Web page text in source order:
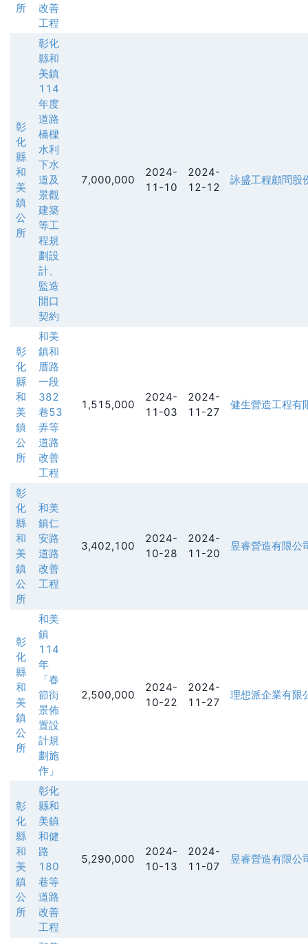
所
改善
工程
彰
化
縣
和
美
鎮
公
所
彰化
縣和
美鎮
114
年度
道路
橋樑
水利
下水
道及
景觀
建築
等工
程規
劃設
計、
監造
開口
契約
7,000,000
2024-
11-10
2024-
12-12
詠盛工程顧問股
彰
化
縣
和
美
鎮
公
所
和美
鎮和
厝路
一段
382
巷53
弄等
道路
改善
工程
1,515,000
2024-
11-03
2024-
11-27
健生營造工程有
彰
化
縣
和
美
鎮
公
所
和美
鎮仁
安路
道路
改善
工程
3,402,100
2024-
10-28
2024-
11-20
昱睿營造有限公
彰
化
縣
和
美
鎮
公
所
和美
鎮
114
年
「春
節街
景佈
置設
計規
劃施
作」
2,500,000
2024-
10-22
2024-
11-27
理想派企業有限
彰
化
縣
和
美
鎮
公
所
彰化
縣和
美鎮
和健
路
180
巷等
道路
改善
工程
5,290,000
2024-
10-13
2024-
11-07
昱睿營造有限公